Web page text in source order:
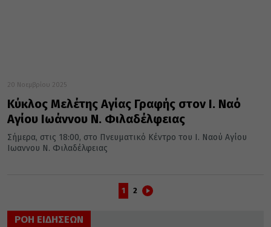
20 Νοεμβρίου 2025
Κύκλος Μελέτης Αγίας Γραφής στον Ι. Ναό
Αγίου Ιωάννου Ν. Φιλαδέλφειας
Σήμερα, στις 18:00, στο Πνευματικό Κέντρο του Ι. Ναού Αγίου
Ιωαννου Ν. Φιλαδέλφειας
1 2
ΡΟΗ ΕΙΔΗΣΕΩΝ